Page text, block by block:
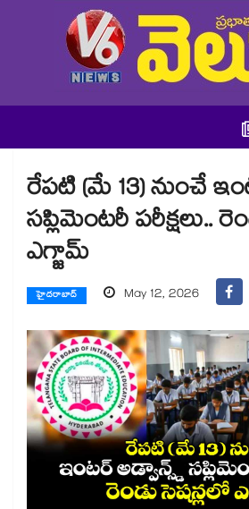
రేపటి (మే 13) నుంచే
సప్లిమెంటరీ పరీక్షలు..
ఎగ్జామ్
హైదరాబాద్ May 12, 2026